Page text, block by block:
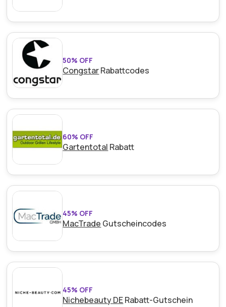
50% OFF
CongstarRabattcodes
60% OFF
Gartentotal Rabatt
45% OFF
MacTrade Gutscheincodes
45% OFF
Nichebeauty DERabatt-Gutschein